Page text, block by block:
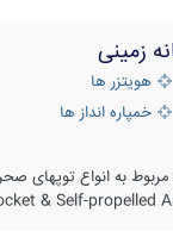
زمینی
هویتزر ها
خمپاره انداز ها
به انواع توپهای
& Self-propelled